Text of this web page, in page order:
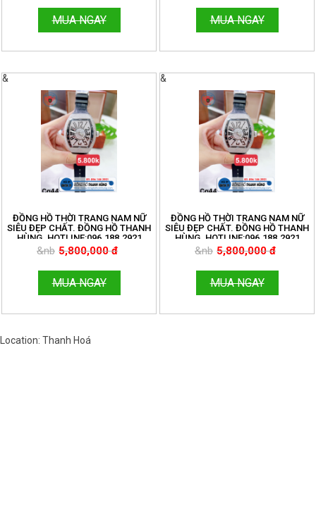
MUA NGAY MUA NGAY
&
ĐỒNG HỒ THỜI TRANG NAM NỮ
SIÊU ĐẸP CHẤT. ĐỒNG HỒ THANH
HÙNG. HOTLINE:096.188.2921
&nb 5,800,000 đ
MUA NGAY
&
ĐỒNG HỒ THỜI TRANG NAM NỮ
SIÊU ĐẸP CHẤT. ĐỒNG HỒ THANH
HÙNG. HOTLINE:096.188.2921
&nb 5,800,000 đ
MUA NGAY
Location: Thanh Hoá